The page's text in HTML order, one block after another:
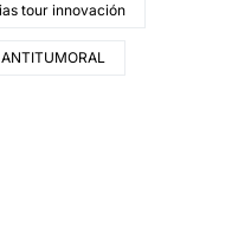
tour innovación